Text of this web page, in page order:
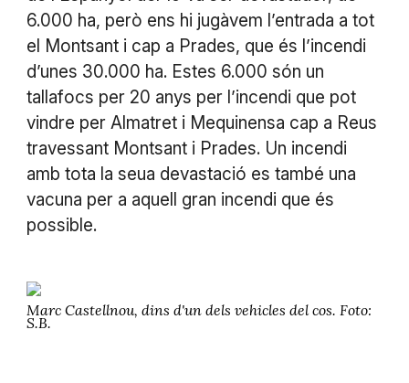
6.000 ha, però ens hi jugàvem l’entrada a tot
el Montsant i cap a Prades, que és l’incendi
d’unes 30.000 ha. Estes 6.000 són un
tallafocs per 20 anys per l’incendi que pot
vindre per Almatret i Mequinensa cap a Reus
travessant Montsant i Prades. Un incendi
amb tota la seua devastació es també una
vacuna per a aquell gran incendi que és
possible.
Marc Castellnou, dins d'un dels vehicles del cos. Foto:
S.B.